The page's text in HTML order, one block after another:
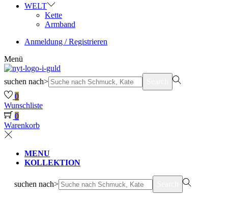
WELT
Kette
Armband
Anmeldung / Registrieren
Menü
suchen nach>
0
Wunschliste
0
Warenkorb
MENU
KOLLEKTION
suchen nach>